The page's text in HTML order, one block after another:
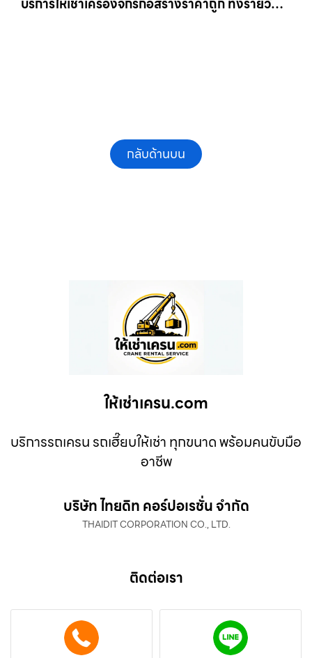
กลับด้านบน
ให้เช่าเครน.com
บริการรถเครน รถเฮี๊ยบให้เช่า ทุกขนาด พร้อมคนขับมือ
อาชีพ
บริษัท ไทยดิท คอร์ปอเรชั่น จำกัด
THAIDIT CORPORATION CO., LTD.
ติดต่อเรา